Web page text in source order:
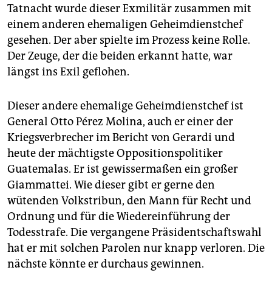
Tatnacht wurde dieser Exmilitär zusammen mit
einem anderen ehemaligen Geheimdienstchef
gesehen. Der aber spielte im Prozess keine Rolle.
Der Zeuge, der die beiden erkannt hatte, war
längst ins Exil geflohen.
Dieser andere ehemalige Geheimdienstchef ist
General Otto Pérez Molina, auch er einer der
Kriegsverbrecher im Bericht von Gerardi und
heute der mächtigste Oppositionspolitiker
Guatemalas. Er ist gewissermaßen ein großer
Giammattei. Wie dieser gibt er gerne den
wütenden Volkstribun, den Mann für Recht und
Ordnung und für die Wiedereinführung der
Todesstrafe. Die vergangene Präsidentschaftswahl
hat er mit solchen Parolen nur knapp verloren. Die
nächste könnte er durchaus gewinnen.